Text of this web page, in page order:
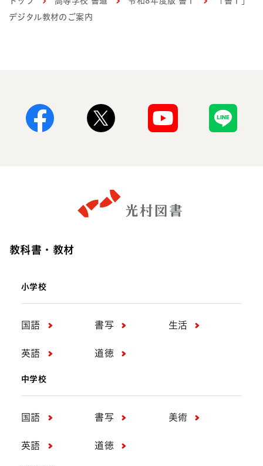
デジタル教材のご案内
教科書・教材
小学校
国語 書写 生活
英語 道徳
中学校
国語 書写 美術
英語 道徳